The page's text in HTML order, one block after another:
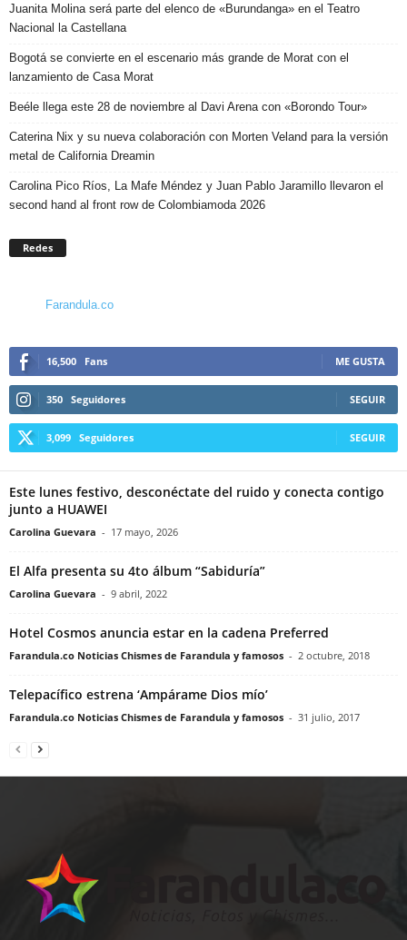
Juanita Molina será parte del elenco de «Burundanga» en el Teatro
Nacional la Castellana
Bogotá se convierte en el escenario más grande de Morat con el
lanzamiento de Casa Morat
Beéle llega este 28 de noviembre al Davi Arena con «Borondo Tour»
Caterina Nix y su nueva colaboración con Morten Veland para la versión
metal de California Dreamin
Carolina Pico Ríos, La Mafe Méndez y Juan Pablo Jaramillo llevaron el
second hand al front row de Colombiamoda 2026
Redes
Farandula.co
16,500 Fans ME GUSTA
350 Seguidores SEGUIR
3,099 Seguidores SEGUIR
Este lunes festivo, desconéctate del ruido y conecta contigo
junto a HUAWEI
Carolina Guevara - 17 mayo, 2026
El Alfa presenta su 4to álbum “Sabiduría”
Carolina Guevara - 9 abril, 2022
Hotel Cosmos anuncia estar en la cadena Preferred
Farandula.co Noticias Chismes de Farandula y famosos - 2 octubre, 2018
Telepacífico estrena ‘Ampárame Dios mío’
Farandula.co Noticias Chismes de Farandula y famosos - 31 julio, 2017